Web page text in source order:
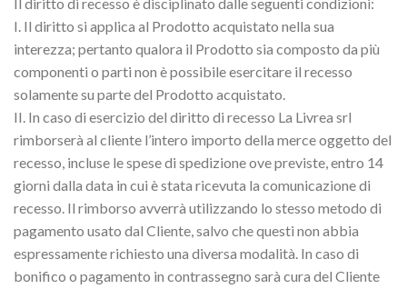
Il diritto di recesso è disciplinato dalle seguenti condizioni:
I. Il diritto si applica al Prodotto acquistato nella sua
interezza; pertanto qualora il Prodotto sia composto da più
componenti o parti non è possibile esercitare il recesso
solamente su parte del Prodotto acquistato.
II. In caso di esercizio del diritto di recesso La Livrea srl
rimborserà al cliente l’intero importo della merce oggetto del
recesso, incluse le spese di spedizione ove previste, entro 14
giorni dalla data in cui è stata ricevuta la comunicazione di
recesso. Il rimborso avverrà utilizzando lo stesso metodo di
pagamento usato dal Cliente, salvo che questi non abbia
espressamente richiesto una diversa modalità. In caso di
bonifico o pagamento in contrassegno sarà cura del Cliente